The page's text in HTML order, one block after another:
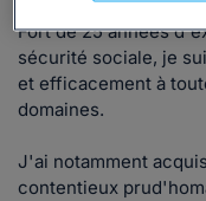
Fort de 25 années
sécurité sociale, je
et efficacement à
domaines.
J'ai notamment
contentieux